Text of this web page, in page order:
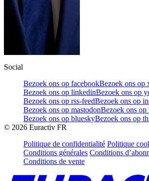
Social
Bezoek ons op facebookBezoek ons op
Bezoek ons op linkedinBezoek ons op
Bezoek ons op rss-feedBezoek ons op
Bezoek ons op mastodonBezoek ons op
Bezoek ons op blueskyBezoek ons op
© 2026 Euractiv FR
Politique de confidentialité Politique
Conditions générales Conditions
Conditions de vente